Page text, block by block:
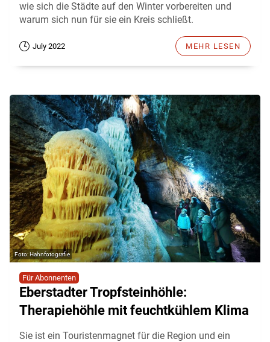
wie sich die Städte auf den Winter vorbereiten und
warum sich nun für sie ein Kreis schließt.
July 2022 MEHR LESEN
Hahnfotografie
Für Abonnenten
Eberstadter Tropfsteinhöhle:
Therapiehöhle mit feuchtkühlem Klima
Sie ist ein Touristenmagnet für die Region und ein